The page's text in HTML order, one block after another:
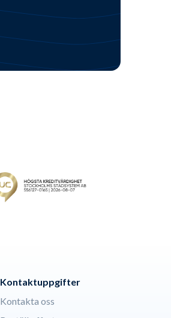
Kontaktuppgifter
Kontakta oss